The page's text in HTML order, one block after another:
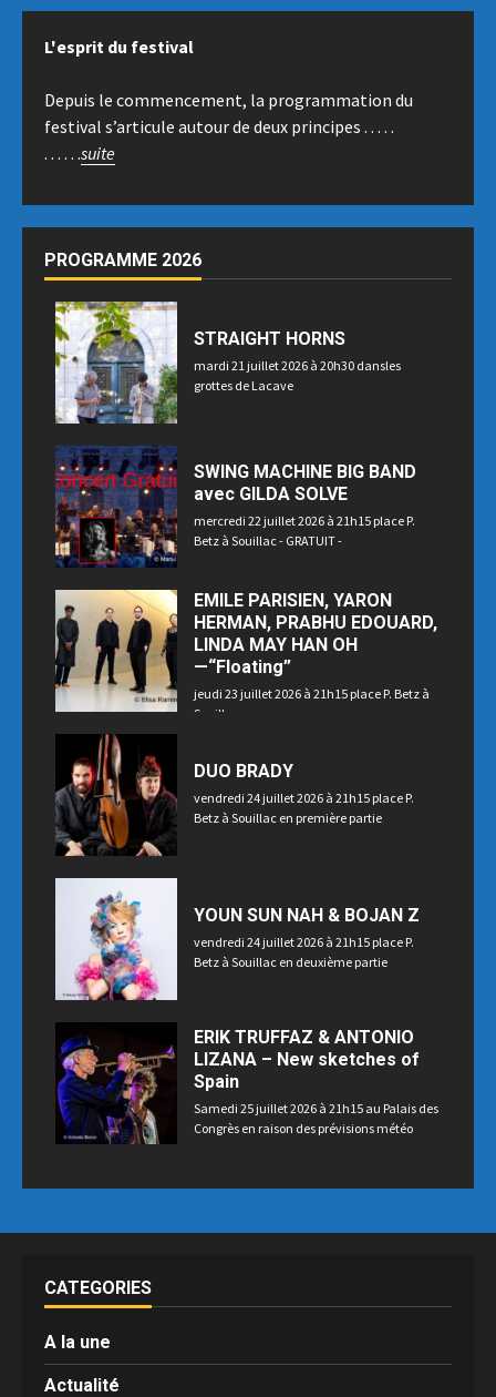
L'esprit du festival
Depuis le commencement, la programmation du
festival s’articule autour de deux principes . . . . .
. . . . . .suite
PROGRAMME 2026
STRAIGHT HORNS
mardi 21 juillet 2026 à 20h30 dansles
grottes de Lacave
SWING MACHINE BIG BAND
avec GILDA SOLVE
mercredi 22 juillet 2026 à 21h15 place P.
Betz à Souillac - GRATUIT -
EMILE PARISIEN, YARON
HERMAN, PRABHU EDOUARD,
LINDA MAY HAN OH
—“Floating”
jeudi 23 juillet 2026 à 21h15 place P. Betz à
Souillac
DUO BRADY
vendredi 24 juillet 2026 à 21h15 place P.
Betz à Souillac en première partie
YOUN SUN NAH & BOJAN Z
vendredi 24 juillet 2026 à 21h15 place P.
Betz à Souillac en deuxième partie
ERIK TRUFFAZ & ANTONIO
LIZANA – New sketches of
Spain
Samedi 25 juillet 2026 à 21h15 au Palais des
Congrès en raison des prévisions météo
CATEGORIES
A la une
Actualité